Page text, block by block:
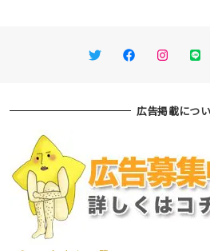
TwitterFacebook
広告掲載につ